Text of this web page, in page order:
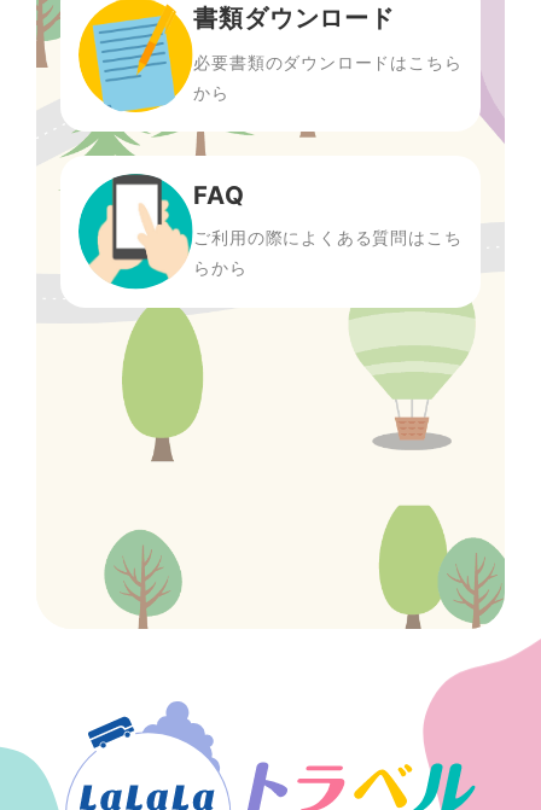
書類ダウンロード
必要書類のダウンロードはこちら
から
FAQ
ご利用の際によくある質問はこち
らから